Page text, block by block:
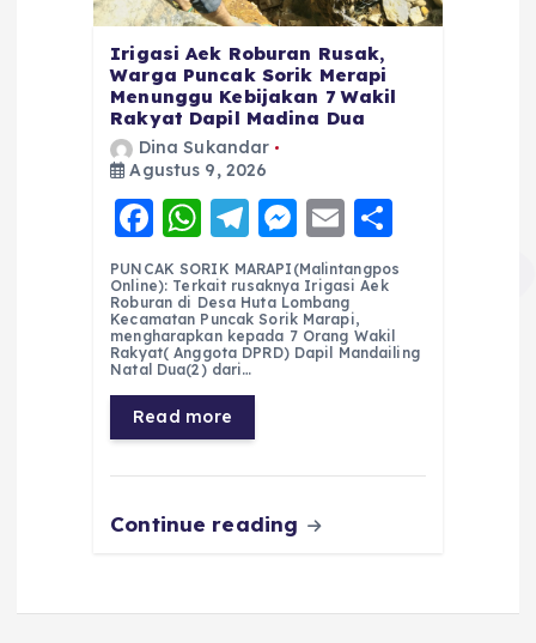
Irigasi Aek Roburan Rusak,
Warga Puncak Sorik Merapi
Menunggu Kebijakan 7 Wakil
Rakyat Dapil Madina Dua
Dina Sukandar
Agustus 9, 2026
F
a
c
e
b
o
o
k
W
h
a
ts
A
p
p
T
el
e
g
r
a
m
M
e
ss
e
n
E
m
ai
l
h
re
PUNCAK SORIK MARAPI(Malintangpos
Online): Terkait rusaknya Irigasi Aek
Roburan di Desa Huta Lombang
Kecamatan Puncak Sorik Marapi,
mengharapkan kepada 7 Orang Wakil
Rakyat( Anggota DPRD) Dapil Mandailing
Natal Dua(2) dari…
Read more
Continue reading